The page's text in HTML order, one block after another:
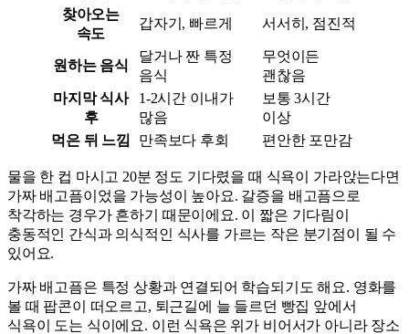
찾아오는
속도
갑자기, 빠르게 서서히, 점진적
원하는 음식
달거나 짠 특정
음식
무엇이든
괜찮음
마지막 식사
후
1-2시간 이내가
많음
보통 3시간
이상
먹은 뒤 느낌
만족보다 후회 편안한 포만감
물을 한 컵 마시고 20분 정도 기다렸을 때 식욕이 가라앉는다면
가짜 배고픔이었을 가능성이 높아요. 갈증을 배고픔으로
착각하는 경우가 흔하기 때문이에요. 이 짧은 기다림이
충동적인 간식과 의식적인 식사를 가르는 작은 분기점이 될 수
있어요.
가짜 배고픔은 특정 상황과 연결되어 학습되기도 해요. 영화를
볼 때 팝콘이 떠오르고, 퇴근길에 늘 들르던 빵집 앞에서
식욕이 도는 식이에요. 이런 식욕은 위가 비어서가 아니라 장소